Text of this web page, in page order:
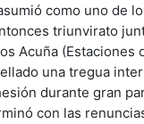
como uno de
triunvirato
Acuña (Estaciones
una tregua
durante gran
con las